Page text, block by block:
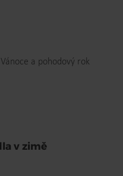
a pohodový rok
v zimě